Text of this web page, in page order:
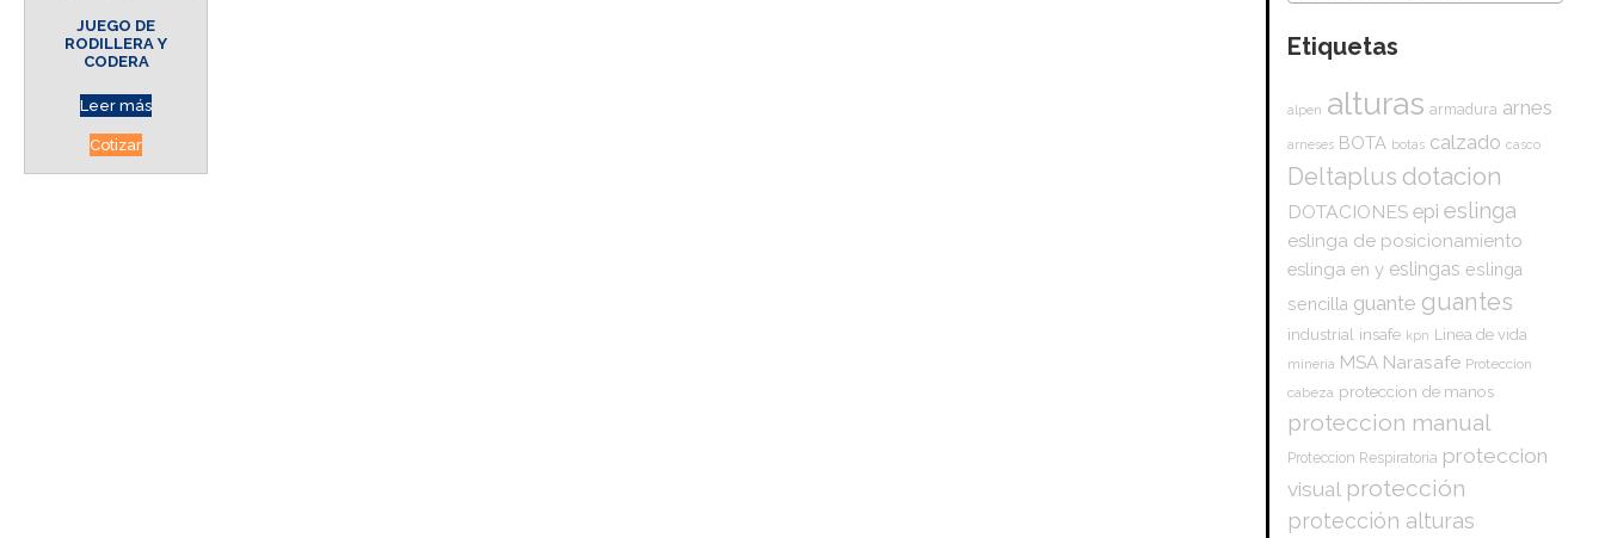
JUEGO DE
RODILLERA Y
CODERA
Leer más
Cotizar
Etiquetas
alpen alturas armadura arnes
arneses BOTA botas calzado casco
Deltaplus dotacion
DOTACIONES epi eslinga
eslinga de posicionamiento
eslinga en y eslingas eslinga
sencilla guante guantes
industrial insafe kpn Linea de vida
mineria MSA Narasafe Proteccion
cabeza proteccion de manos
proteccion manual
Proteccion Respiratoria proteccion
visual protección
protección alturas